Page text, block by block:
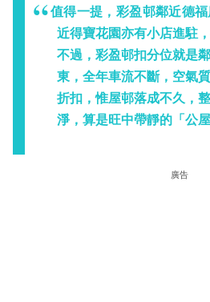
值得一提，彩盈邨鄰近德
近得寶花園亦有小店進駐
不過，彩盈邨扣分位就是
東，全年車流不斷，空氣
折扣，惟屋邨落成不久，
淨，算是旺中帶靜的「公屋
廣告